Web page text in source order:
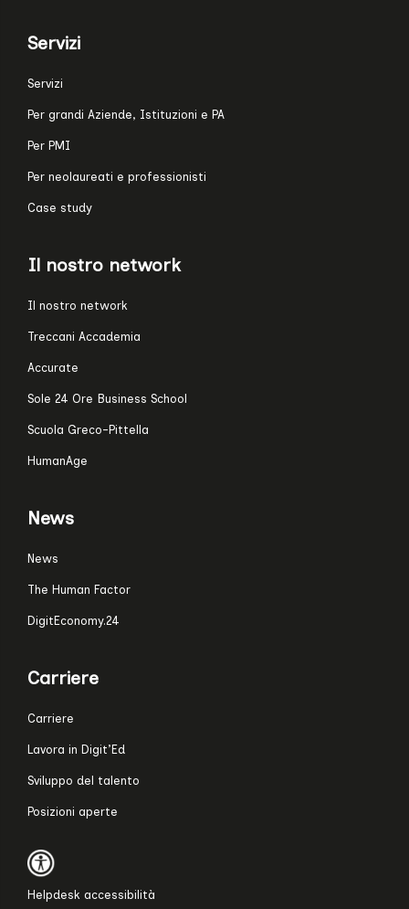
Servizi
Servizi
Per grandi Aziende, Istituzioni e PA
Per PMI
Per neolaureati e professionisti
Case study
Il nostro network
Il nostro network
Treccani Accademia
Accurate
Sole 24 Ore Business School
Scuola Greco-Pittella
HumanAge
News
News
The Human Factor
DigitEconomy.24
Carriere
Carriere
Lavora in Digit’Ed
Sviluppo del talento
Posizioni aperte
Helpdesk accessibilità